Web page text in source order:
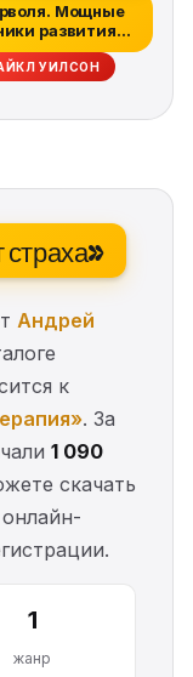
Мощные
развития
УИЛСОН
страха»
Андрей
к
. За
1 090
скачать
1
жанр